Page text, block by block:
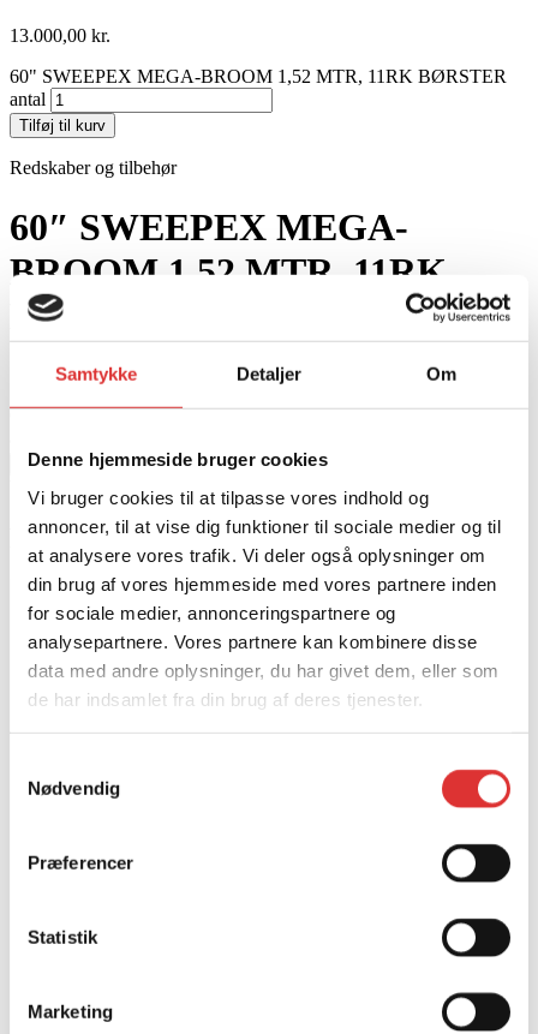
Samtykke Detaljer Om
Denne hjemmeside bruger cookies
Vi bruger cookies til at tilpasse vores indhold og
annoncer, til at vise dig funktioner til sociale medier og til
at analysere vores trafik. Vi deler også oplysninger om
din brug af vores hjemmeside med vores partnere inden
for sociale medier, annonceringspartnere og
analysepartnere. Vores partnere kan kombinere disse
data med andre oplysninger, du har givet dem, eller som
de har indsamlet fra din brug af deres tjenester.
Nødvendig
Præferencer
Statistik
Marketing
13.000,00 kr.
60" SWEEPEX MEGA-BROOM 1,52 MTR, 11RK BØRSTER
antal
Tilføj til kurv
Redskaber og tilbehør
60″ SWEEPEX MEGA-
BROOM 1,52 MTR, 11RK
BØRSTER
13.000,00kr.
60" SWEEPEX MEGA-BROOM 1,52 MTR, 11RK BØRSTER
Tilføj til kurv
Varenummer: MTSMB-600
Relaterede produkter.
Rygblæser 8000E
3.040,00kr.